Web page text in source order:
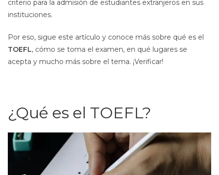
criterio para la admisión de estudiantes extranjeros en sus
instituciones.
Por eso, sigue este artículo y conoce más sobre qué es el
TOEFL, cómo se toma el examen, en qué lugares se
acepta y mucho más sobre el tema. ¡Verificar!
¿Qué es el TOEFL?